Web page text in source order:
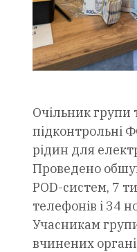
Очільник групи
підконтрольні
рідин для
Проведено
POD-систем, 7
телефонів і 34
Учасникам
вчинених